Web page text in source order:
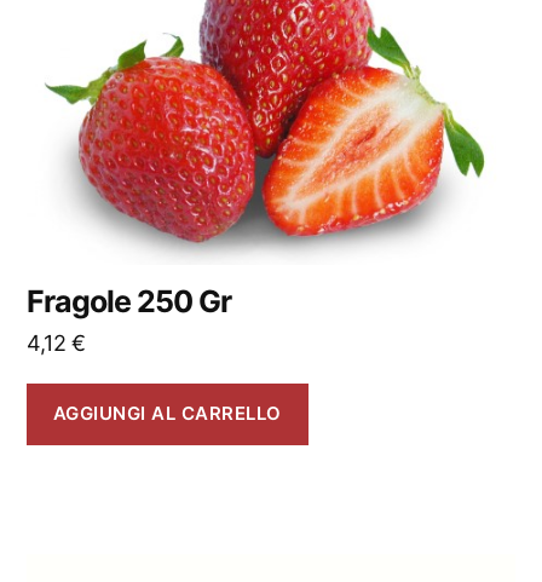
Fragole 250 Gr
4,12€
AGGIUNGI AL CARRELLO